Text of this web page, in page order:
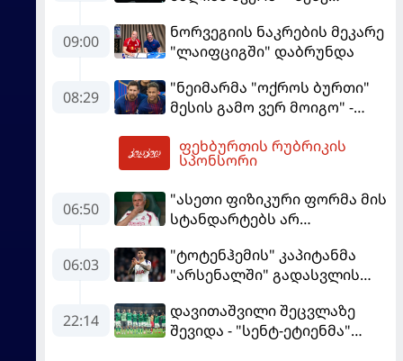
09:00
ნორვეგიის ნაკრების მეკარე
"ლაიფციგში" დაბრუნდა
08:29
"ნეიმარმა "ოქროს ბურთი"
მესის გამო ვერ მოიგო" -
აგენტი
ფეხბურთის რუბრიკის
სპონსორი
06:50
"ასეთი ფიზიკური ფორმა მის
სტანდარტებს არ
"რეალის" ახალწვეული
გააკრიტიკა
06:03
"ტოტენჰემის" კაპიტანმა
"არსენალში" გადასვლის
22:14
დავითაშვილი შეცვლაზე
შევიდა - "სენტ-ეტიენმა"